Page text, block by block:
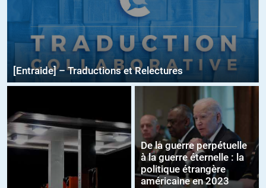
[Entraide] – Traductions et Relectures
De la guerre perpétuelle
à la guerre éternelle : la
politique étrangère
américaine en 2023